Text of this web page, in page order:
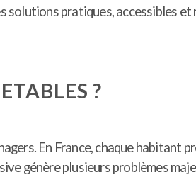
pratiques, accessibles et
?
En France, chaque habitant
génère plusieurs problèmes